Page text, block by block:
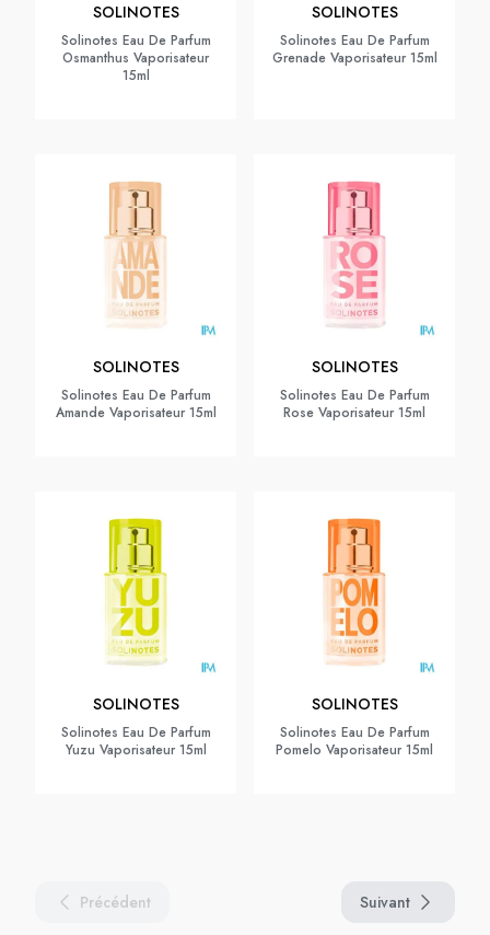
SOLINOTES
Solinotes Eau De Parfum
Osmanthus Vaporisateur
15ml
SOLINOTES
Solinotes Eau De Parfum
Grenade Vaporisateur 15ml
SOLINOTES
Solinotes Eau De Parfum
Amande Vaporisateur 15ml
SOLINOTES
Solinotes Eau De Parfum
Rose Vaporisateur 15ml
SOLINOTES
Solinotes Eau De Parfum
Yuzu Vaporisateur 15ml
SOLINOTES
Solinotes Eau De Parfum
Pomelo Vaporisateur 15ml
Précédent Suivant